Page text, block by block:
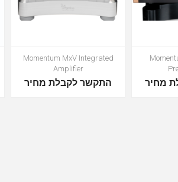
מחיר
Momentum MxV Integrated
Amplifier
התקשר לקבלת מחיר